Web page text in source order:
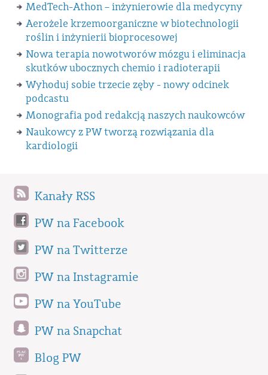
MedTech-Athon – inżynierowie dla medycyny
Aerożele krzemoorganiczne w biotechnologii
roślin i inżynierii bioprocesowej
Nowa terapia nowotworów mózgu i eliminacja
skutków ubocznych chemio i radioterapii
Wyhoduj sobie trzecie zęby - nowy odcinek
podcastu
Monografia pod redakcją naszych naukowców
Naukowcy z PW tworzą rozwiązania dla
kardiologii
Kanały RSS
PW na Facebook
PW na Twitterze
PW na Instagramie
PW na YouTube
PW na Snapchat
Blog PW